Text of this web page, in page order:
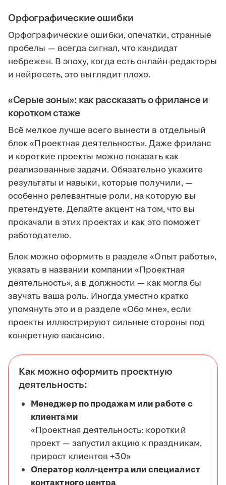
Орфографические ошибки
Орфографические ошибки, опечатки, странные
пробелы — всегда сигнал, что кандидат
небрежен. В эпоху, когда есть онлайн-редакторы
и нейросеть, это выглядит плохо.
«Серые зоны»: как рассказать о фрилансе и
коротком стаже
Всё мелкое лучше всего вынести в отдельный
блок «Проектная деятельность». Даже фриланс
и короткие проекты можно показать как
реализованные задачи. Обязательно укажите
результаты и навыки, которые получили, —
особенно релевантные роли, на которую вы
претендуете. Делайте акцент на том, что вы
прокачали в этих проектах и как это поможет
работодателю.
Блок можно оформить в разделе «Опыт работы»,
указать в названии компании «Проектная
деятельность», а в должности — как могла бы
звучать ваша роль. Иногда уместно кратко
упомянуть это и в разделе «Обо мне», если
проекты иллюстрируют сильные стороны под
конкретную вакансию.
Как можно оформить проектную
деятельность:
Менеджер по продажам или работе с
клиентами
«Проектная деятельность: короткий
проект — запустил акцию к праздникам,
прирост клиентов +30»
Оператор колл-центра или специалист